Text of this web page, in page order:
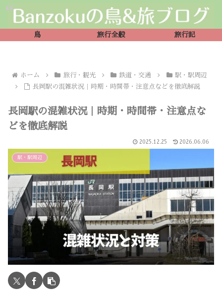
鳥 旅行全般 旅行記
ホーム 旅行・観光 鉄道・交通
駅・駅周辺
長岡駅の混雑状況｜時期・時間帯・注意点などを徹底解説
長岡駅の混雑状況｜時期・時間帯・注意点な
どを徹底解説
2025.12.25 2026.06.06
駅・駅周辺